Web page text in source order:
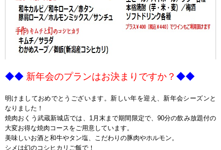
◆◆ 新年会のプランはお決まりですか？ ◆◆
明けましておめでとうございます。新しい年を迎え、新年会シーズンと
なりました！
焼肉おくう武蔵新城店では、1月末まで期間限定で、90分の飲み放題付の
大変お得な焼肉コースをご用意しています。
美味しいお酒と和牛やタン塩、こだわりの豚肉やホルモン。
シメは幻のコシヒカリご飯で！